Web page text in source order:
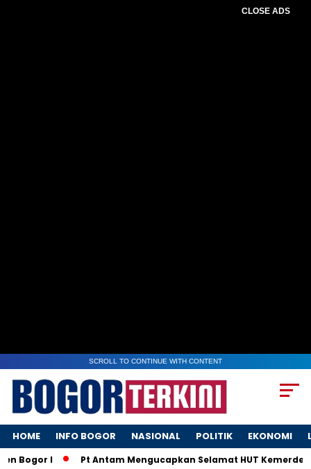
CLOSE ADS
SCROLL TO CONTINUE WITH CONTENT
HOME INFO BOGOR NASIONAL POLITIK EKONOMI
I Pt Antam Mengucapkan Selamat HUT Kemerdekaan